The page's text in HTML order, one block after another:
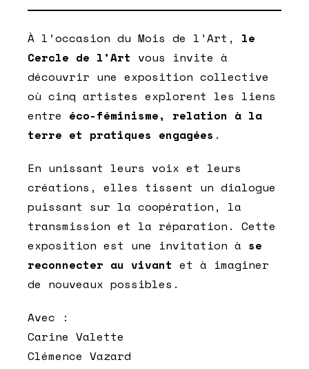
À l’occasion du Mois de l’Art, le
Cercle de l’Art vous invite à
découvrir une exposition collective
où cinq artistes explorent les liens
entre éco-féminisme, relation à la
terre et pratiques engagées .
En unissant leurs voix et leurs
créations, elles tissent un dialogue
puissant sur la coopération, la
transmission et la réparation. Cette
exposition est une invitation à se
reconnecter au vivant et à imaginer
de nouveaux possibles.
Avec :
Carine Valette
Clémence Vazard